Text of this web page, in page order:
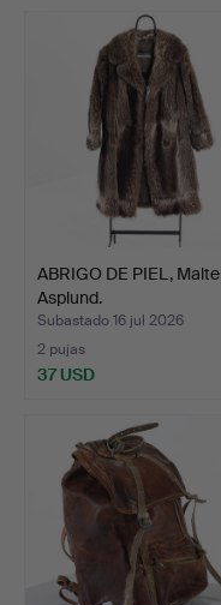
ABRIGO DE PIEL, Malte
Asplund.
Subastado 16 jul 2026
2 pujas
37 USD